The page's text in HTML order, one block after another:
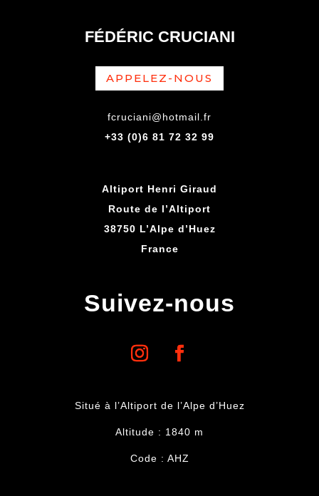
FÉDÉRIC CRUCIANI
APPELEZ-NOUS
fcruciani@hotmail.fr
+33 (0)6 81 72 32 99
Altiport Henri Giraud
Route de l’Altiport
38750 L’Alpe d’Huez
France
Suivez-nous
Situé à l’Altiport de l’Alpe d’Huez
Altitude : 1840 m
Code : AHZ